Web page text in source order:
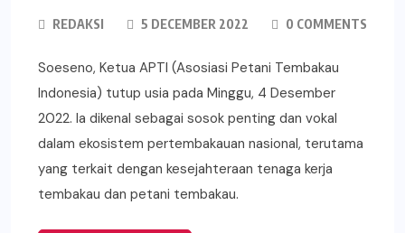
REDAKSI 5 DECEMBER 2022 0 COMMENTS
Soeseno, Ketua APTI (Asosiasi Petani Tembakau
Indonesia) tutup usia pada Minggu, 4 Desember
2022. Ia dikenal sebagai sosok penting dan vokal
dalam ekosistem pertembakauan nasional, terutama
yang terkait dengan kesejahteraan tenaga kerja
tembakau dan petani tembakau.